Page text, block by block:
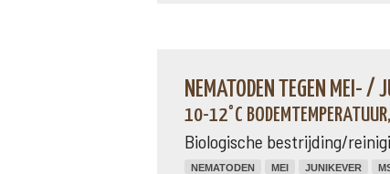
NEMATODEN TEGEN MEI- /
10-12°C
Biologische bestrijding/
NEMATODEN MEI JUNIKEVER